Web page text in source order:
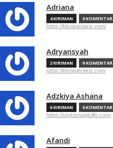
Adriana
4 KIRIMAN 0 KOMENTAR
https://bisnisterlaris.com/
Adryansyah
2 KIRIMAN 0 KOMENTAR
https://bisnisterlaris.com/
Adzkiya Ashana
6 KIRIMAN 0 KOMENTAR
https://stokismagiclife.com/
Afandi